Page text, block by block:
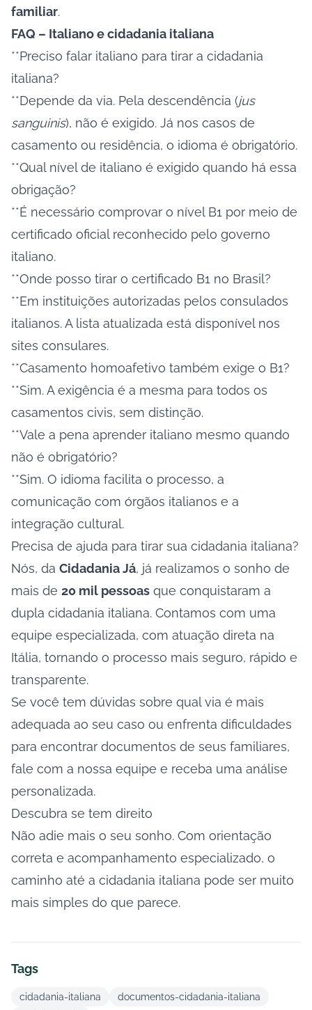
familiar.
FAQ – Italiano e cidadania italiana
**Preciso falar italiano para tirar a cidadania
italiana?
**Depende da via. Pela descendência (jus
sanguinis), não é exigido. Já nos casos de
casamento ou residência, o idioma é obrigatório.
**Qual nível de italiano é exigido quando há essa
obrigação?
**É necessário comprovar o nível B1 por meio de
certificado oficial reconhecido pelo governo
italiano.
**Onde posso tirar o certificado B1 no Brasil?
**Em instituições autorizadas pelos consulados
italianos. A lista atualizada está disponível nos
sites consulares.
**Casamento homoafetivo também exige o B1?
**Sim. A exigência é a mesma para todos os
casamentos civis, sem distinção.
**Vale a pena aprender italiano mesmo quando
não é obrigatório?
**Sim. O idioma facilita o processo, a
comunicação com órgãos italianos e a
integração cultural.
Precisa de ajuda para tirar sua cidadania italiana?
Nós, da Cidadania Já, já realizamos o sonho de
mais de 20 mil pessoas que conquistaram a
dupla cidadania italiana. Contamos com uma
equipe especializada, com atuação direta na
Itália, tornando o processo mais seguro, rápido e
transparente.
Se você tem dúvidas sobre qual via é mais
adequada ao seu caso ou enfrenta dificuldades
para encontrar documentos de seus familiares,
fale com a nossa equipe e receba uma análise
personalizada.
Descubra se tem direito
Não adie mais o seu sonho. Com orientação
correta e acompanhamento especializado, o
caminho até a cidadania italiana pode ser muito
mais simples do que parece.
Tags
cidadania-italiana
documentos-cidadania-italiana